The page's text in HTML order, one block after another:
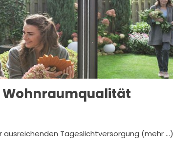
Wohnraumqualität
ausreichenden Tageslichtversorgung (mehr …)